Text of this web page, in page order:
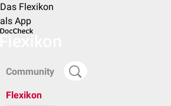
Das Flexikon
als App
Community
Flexikon